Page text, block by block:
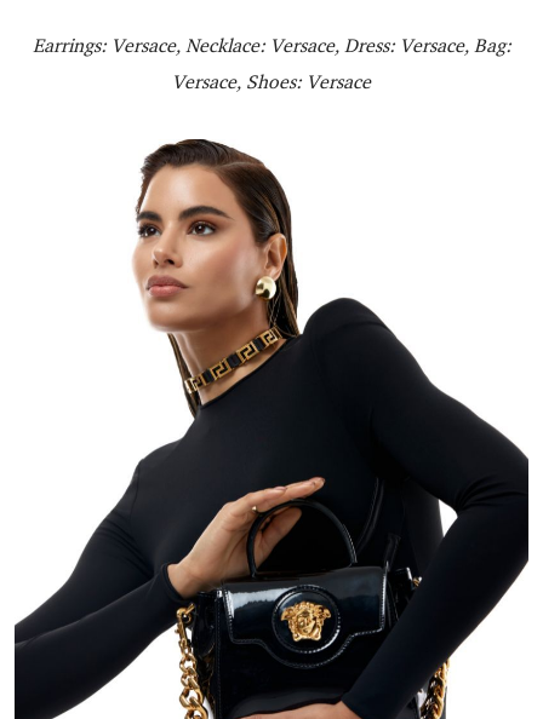
Earrings: Versace, Necklace: Versace, Dress: Versace, Bag:
Versace, Shoes: Versace